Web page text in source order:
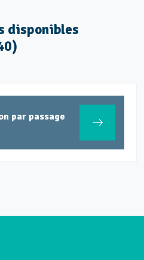
disponibles
par passage